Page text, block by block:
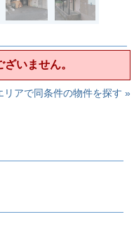
いません。
リアで同条件の物件を探す »